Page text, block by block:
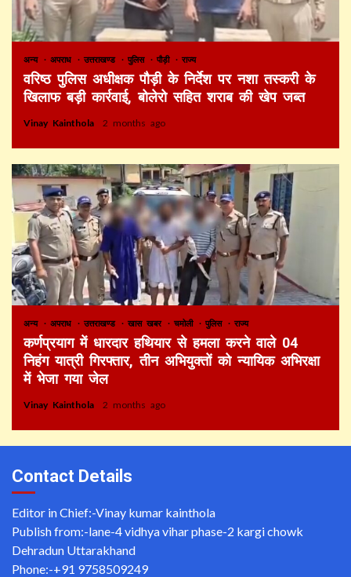
अन्य अपराध उत्तराखण्ड पुलिस पौड़ी राज्य
वरिष्ठ पुलिस अधीक्षक पौड़ी के निर्देश पर नशा तस्करी के
खिलाफ बड़ी कार्रवाई, बोलेरो सहित शराब की खेप जब्त
Vinay Kainthola 2 months ago
अन्य अपराध उत्तराखण्ड खास खबर चमोली पुलिस राज्य
कर्णप्रयाग में धारदार हथियार से हमला करने वाले 04
निहंग यात्री गिरफ्तार, तीन अभियुक्तों को न्यायिक अभिरक्षा
में भेजा गया जेल
Vinay Kainthola 2 months ago
Contact Details
Editor in Chief:-Vinay kumar kainthola
Publish from:-lane-4 vidhya vihar phase-2 kargi chowk
Dehradun Uttarakhand
Phone:-+91 9758509249